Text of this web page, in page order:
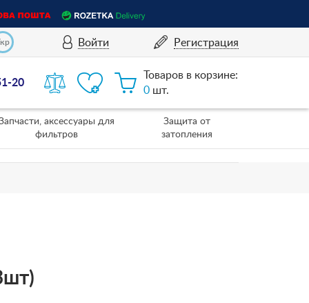
Войти Регистрация
20
Товаров в корзине:
0 шт.
аксессуары для
фильтров
Защита от
затопления